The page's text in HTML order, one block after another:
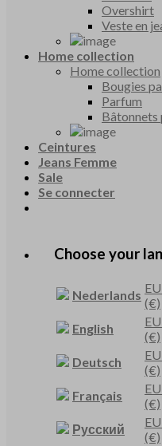
Overshirt
Veste en
Home collection
Home collection
Bougies
Parfum
Bâtonnets
Ceintures
Jeans Femme
Sale
Se connecter
Choose your
Nederlands
(€)
English
(€)
Deutsch
(€)
Français
(€)
Русский
(€)